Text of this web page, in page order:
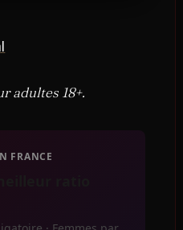
adultes 18+.
FRANCE